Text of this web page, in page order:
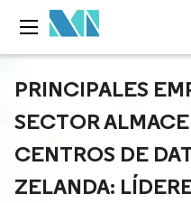
PRINCIPALES
SECTOR
CENTROS DE
ZELANDA: